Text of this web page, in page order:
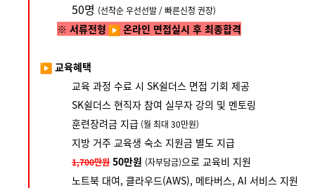
50명 (선착순 우선선발 / 빠른신청 권장)
※ 서류전형 온라인 면접실시 후 최종합격
교육혜택
교육 과정 수료 시 SK쉴더스 면접 기회 제공
SK쉴더스 현직자 참여 실무자 강의 및 멘토링
훈련장려금 지급 (월 최대 30만원)
지방 거주 교육생 숙소 지원금 별도 지급
1,700만원 50만원 (자부담금)으로 교육비 지원
노트북 대여, 클라우드(AWS), 메타버스, AI 서비스 지원